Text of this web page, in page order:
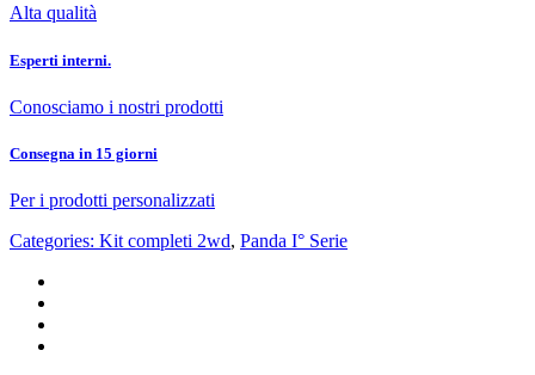
Alta qualità
Esperti interni.
Conosciamo i nostri prodotti
Consegna in 15 giorni
Per i prodotti personalizzati
Categories: Kit completi 2wd, Panda I° Serie